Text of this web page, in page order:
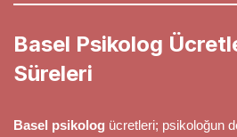
Basel Psikolog
Süreleri
Basel psikolog ücretleri; psikoloğun